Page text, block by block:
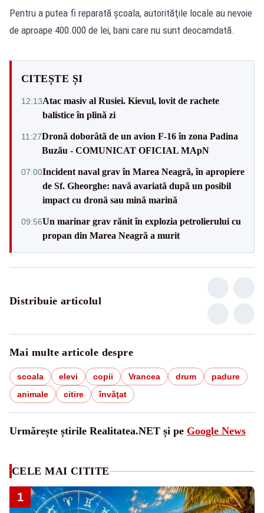
Pentru a putea fi reparată şcoala, autorităţile locale au nevoie
de aproape 400.000 de lei, bani care nu sunt deocamdată.
CITEȘTE ȘI
12:13Atac masiv al Rusiei. Kievul, lovit de rachete
balistice în plină zi
11:27Dronă doborâtă de un avion F‑16 în zona Padina
Buzău - COMUNICAT OFICIAL MApN
07:00Incident naval grav în Marea Neagră, în apropiere
de Sf. Gheorghe: navă avariată după un posibil
impact cu dronă sau mină marină
09:56Un marinar grav rănit în explozia petrolierului cu
propan din Marea Neagră a murit
Distribuie articolul
Mai multe articole despre
scoala elevi copii Vrancea drum
padure
animale
citire învăţat
Urmărește știrile Realitatea.NET și pe Google News
CELE MAI CITITE
1